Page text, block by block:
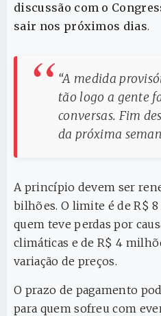
discussão com o
sair nos próximos dias.
“A medida
tão logo a gente
conversas. Fim
da próxima
A princípio devem ser
bilhões. O limite é de R$
quem teve perdas por
climáticas e de R$ 4
variação de preços.
O prazo de pagamento
para quem sofreu com